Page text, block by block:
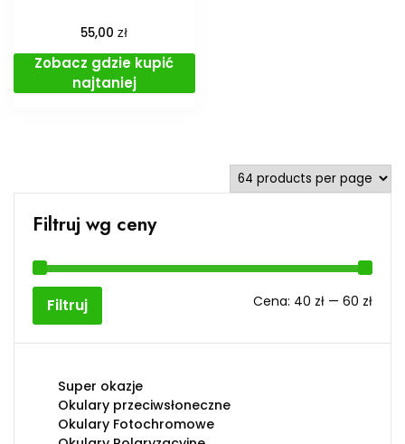
55,00zł
Zobacz gdzie kupić
najtaniej
Filtruj wg ceny
Cena
Cena
Filtruj Cena: 40 zł — 60 zł
Super okazje
Okulary przeciwsłoneczne
Okulary Fotochromowe